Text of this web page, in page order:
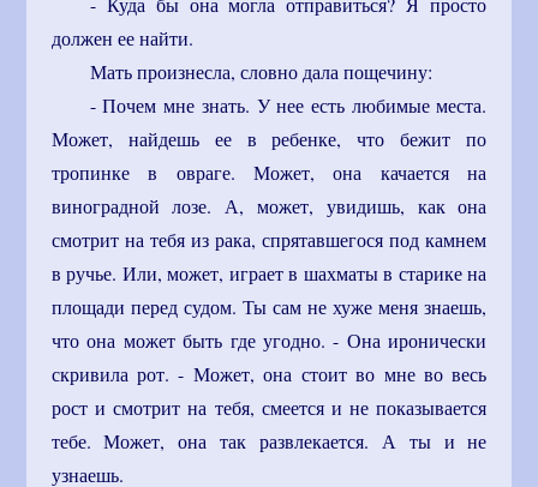
должен ее найти.
Мать произнесла, словно дала пощечину:
- Почем мне знать. У нее есть любимые места.
Может, найдешь ее в ребенке, что бежит по
тропинке в овраге. Может, она качается на
виноградной лозе. А, может, увидишь, как она
смотрит на тебя из рака, спрятавшегося под камнем
в ручье. Или, может, играет в шахматы в старике на
площади перед судом. Ты сам не хуже меня знаешь,
что она может быть где угодно. - Она иронически
скривила рот. - Может, она стоит во мне во весь
рост и смотрит на тебя, смеется и не показывается
тебе. Может, она так развлекается. А ты и не
узнаешь.